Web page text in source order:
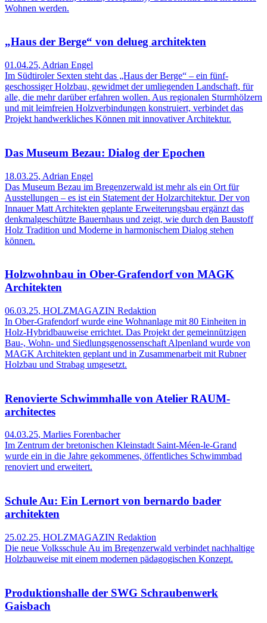
Wohnen werden.
„Haus der Berge“ von delueg architekten
01.04.25, Adrian Engel
Im Südtiroler Sexten steht das „Haus der Berge“ – ein fünf­
geschossiger Holzbau, gewidmet der umliegenden Landschaft, für
alle, die mehr darüber erfahren wollen. Aus regionalen Sturmhölzern
und mit leimfreien Holzver­bindungen konstruiert, verbindet das
Projekt handwerkliches Können mit innovativer Architektur.
Das Museum Bezau: Dialog der Epochen
18.03.25, Adrian Engel
Das Museum Bezau im Bregenzer­wald ist mehr als ein Ort für
Ausstellungen – es ist ein Statement der Holzarchitektur. Der von
Innauer Matt Architekten geplante Erweiterungsbau ergänzt das
denkmalgeschützte Bauernhaus und zeigt, wie durch den Baustoff
Holz Tradition und Moderne in harmonischem Dialog stehen
können.
Holzwohnbau in Ober-Grafendorf von MAGK
Architekten
06.03.25, HOLZMAGAZIN Redaktion
In Ober-Grafendorf wurde eine Wohnanlage mit 80 Einheiten in
Holz-Hybridbauweise errichtet. Das Projekt der gemeinnützigen
Bau-, Wohn- und Siedlungsgenossenschaft Alpenland wurde von
MAGK Architekten geplant und in Zusammenarbeit mit Rubner
Holzbau und Strabag umgesetzt.
Renovierte Schwimmhalle von Atelier RAUM-
architectes
04.03.25, Marlies Forenbacher
Im Zentrum der bretonischen Kleinstadt Saint-Méen-le-Grand
wurde ein in die Jahre gekommenes, öffentliches Schwimmbad
renoviert und erweitert.
Schule Au: Ein Lernort von bernardo bader
architekten
25.02.25, HOLZMAGAZIN Redaktion
Die neue Volksschule Au im Bregenzerwald verbindet nachhaltige
Holzbauweise mit einem modernen pädagogischen Konzept.
Produktionshalle der SWG Schraubenwerk
Gaisbach